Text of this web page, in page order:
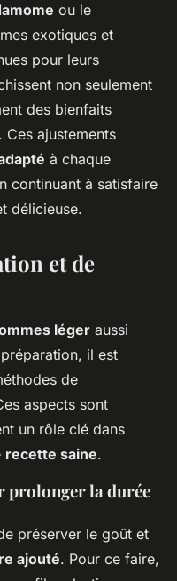
ou le
exotiques et
pour leurs
non seulement
des bienfaits
Ces ajustements
à chaque
continuant à satisfaire
délicieuse.
et de
léger aussi
il est
de
aspects sont
un rôle clé dans
recette saine.
prolonger la durée
préserver le goût et
ajouté. Pour ce faire,